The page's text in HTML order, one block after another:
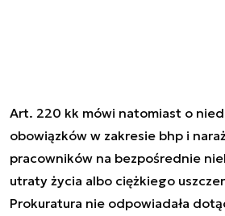
Art. 220 kk mówi natomiast o
obowiązków w zakresie bhp i
pracowników na bezpośrednie
utraty życia albo ciężkiego
Prokuratura nie odpowiadała